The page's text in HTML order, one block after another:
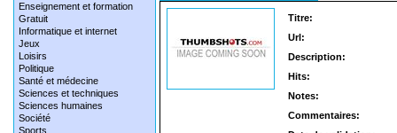
Enseignement et formation
Gratuit
Informatique et internet
Jeux
Loisirs
Politique
Santé et médecine
Sciences et techniques
Sciences humaines
Société
Sports
Titre:
Url:
Description:
Hits:
Notes:
Commentaires: